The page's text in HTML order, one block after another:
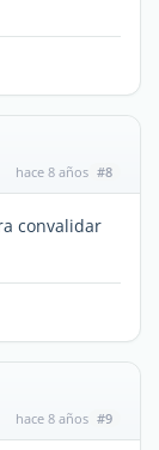
hace 8 años #8
convalidar
hace 8 años #9